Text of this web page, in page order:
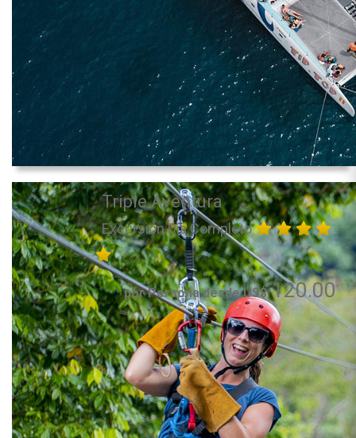
Triple Aventura
Excursión Día Completo
por Persona desde US$120.00